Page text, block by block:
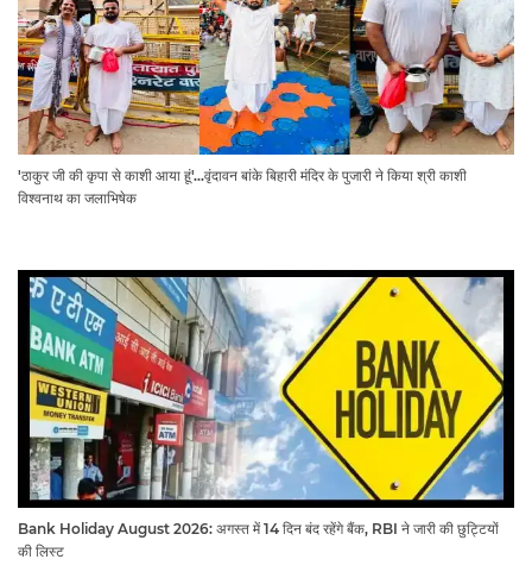
'ठाकुर जी की कृपा से काशी आया हूं'...वृंदावन बांके बिहारी मंदिर के पुजारी ने किया श्री काशी
विश्वनाथ का जलाभिषेक
Bank Holiday August 2026: अगस्त में 14 दिन बंद रहेंगे बैंक, RBI ने जारी की छुट्टियों
की लिस्ट​​​​​​​